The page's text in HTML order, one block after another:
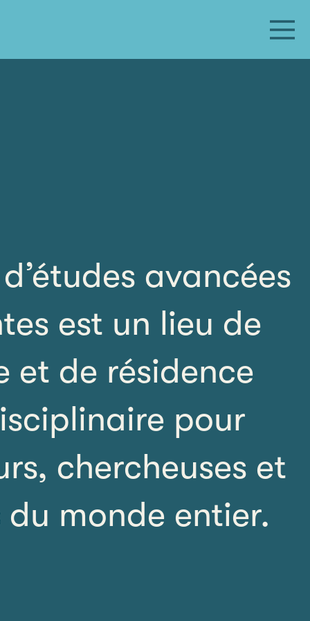
avancées
est un lieu de
et de résidence
pour
chercheuses et
monde entier.